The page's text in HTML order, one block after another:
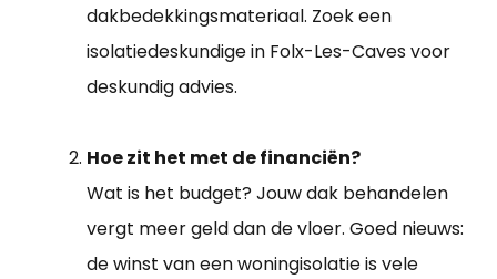
dakbedekkingsmateriaal. Zoek een
isolatiedeskundige in Folx-Les-Caves voor
deskundig advies.
Hoe zit het met de financiën?
Wat is het budget? Jouw dak behandelen
vergt meer geld dan de vloer. Goed nieuws:
de winst van een woningisolatie is vele